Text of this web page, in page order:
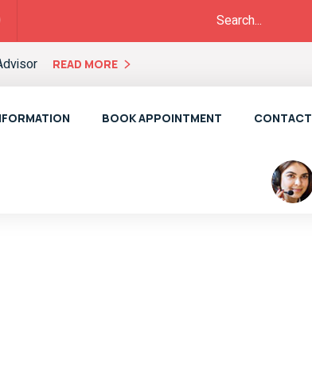
READ MORE
BOOK APPOINTMENT CONTACT